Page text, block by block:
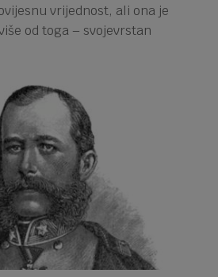
vrijednost, ali ona je
od toga – svojevrstan